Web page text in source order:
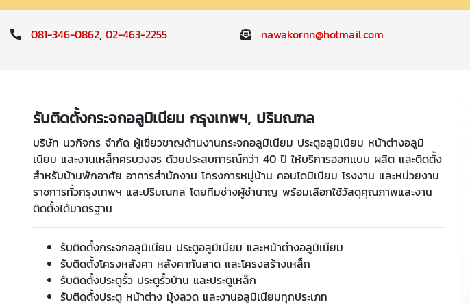
081-346-0862, 02-463-2255 nawakornn@hotmail.com
รับติดตั้งกระจกอลูมิเนียม กรุงเทพฯ, ปริมณฑล
บริษัท นวกิจกร จำกัด ผู้เชี่ยวชาญด้านงานกระจกอลูมิเนียม ประตูอลูมิเนียม หน้าต่างอลูมิ
เนียม และงานเหล็กครบวงจร ด้วยประสบการณ์กว่า 40 ปี ให้บริการออกแบบ ผลิต และติดตั้ง
สำหรับบ้านพักอาศัย อาคารสำนักงาน โครงการหมู่บ้าน คอนโดมิเนียม โรงงาน และหน่วยงาน
ราชการทั่วกรุงเทพฯ และปริมณฑล โดยทีมช่างผู้ชำนาญ พร้อมเลือกใช้วัสดุคุณภาพและงาน
ติดตั้งได้มาตรฐาน
รับติดตั้งกระจกอลูมิเนียม ประตูอลูมิเนียม และหน้าต่างอลูมิเนียม
รับติดตั้งโครงหลังคา หลังคากันสาด และโครงสร้างเหล็ก
รับติดตั้งประตูรั้ว ประตูรั้วบ้าน และประตูเหล็ก
รับติดตั้งประตู หน้าต่าง มุ้งลวด และงานอลูมิเนียมทุกประเภท